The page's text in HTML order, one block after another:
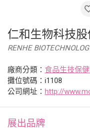
仁和生物科技
RENHE
廠商分類： 食品生技保
攤位號碼：i1108
公司網址： http://
展出品牌